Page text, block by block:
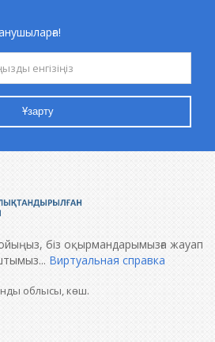
Ұзарту
біз оқырмандарымызға жауап
Виртуальная справка
облысы, көш.